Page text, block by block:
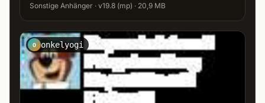
Sonstige Anhänger · v19.8 (mp) · 20,9 MB
O onkelyogi